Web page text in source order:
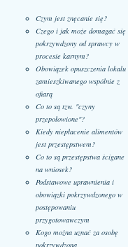
Czym jest znęcanie się?
Czego i jak może domagać się
pokrzywdzony od sprawcy w
procesie karnym?
Obowiązek opuszczenia lokalu
zamieszkiwanego wspólnie z
ofiarą
Co to są tzw. "czyny
przepołowione"?
Kiedy niepłacenie alimentów
jest przestępstwem?
Co to są przestępstwa ścigane
na wniosek?
Podstawowe uprawnienia i
obowiązki pokrzywdzonego w
postępowaniu
przygotowawczym
Kogo można uznać za osobę
pokrzywdzoną